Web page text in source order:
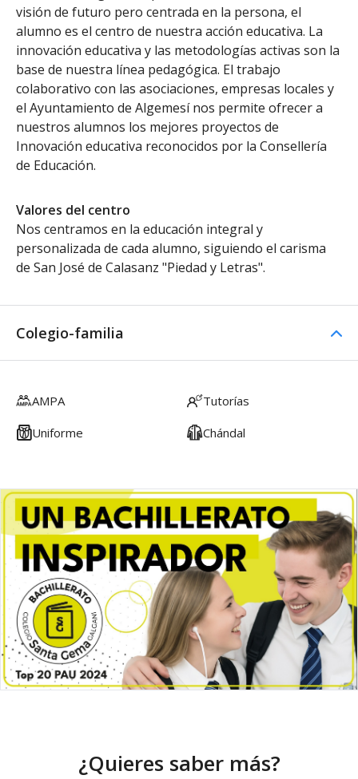
visión de futuro pero centrada en la persona, el
alumno es el centro de nuestra acción educativa. La
innovación educativa y las metodologías activas son la
base de nuestra línea pedagógica. El trabajo
colaborativo con las asociaciones, empresas locales y
el Ayuntamiento de Algemesí nos permite ofrecer a
nuestros alumnos los mejores proyectos de
Innovación educativa reconocidos por la Consellería
de Educación.
Valores del centro
Nos centramos en la educación integral y
personalizada de cada alumno, siguiendo el carisma
de San José de Calasanz "Piedad y Letras".
Colegio-familia
AMPA
Tutorías
Uniforme
Chándal
¿Quieres saber más?